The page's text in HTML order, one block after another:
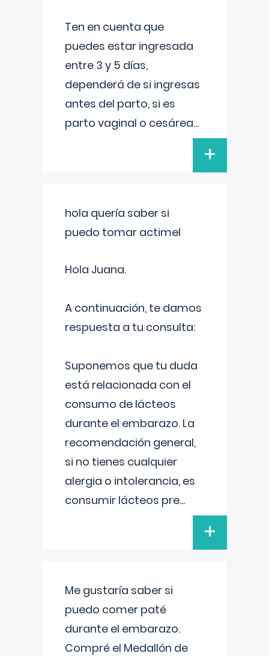
Ten en cuenta que
puedes estar ingresada
entre 3 y 5 días,
dependerá de si ingresas
antes del parto, si es
parto vaginal o cesárea...
+
hola quería saber si
puedo tomar actimel
Hola Juana.
A continuación, te damos
respuesta a tu consulta:
Suponemos que tu duda
está relacionada con el
consumo de lácteos
durante el embarazo. La
recomendación general,
si no tienes cualquier
alergia o intolerancia, es
consumir lácteos pre...
+
Me gustaría saber si
puedo comer paté
durante el embarazo.
Compré el Medallón de